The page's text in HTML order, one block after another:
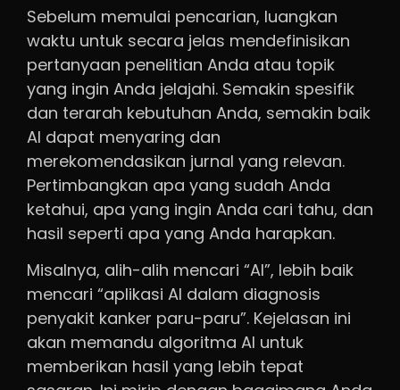
Sebelum memulai pencarian, luangkan
waktu untuk secara jelas mendefinisikan
pertanyaan penelitian Anda atau topik
yang ingin Anda jelajahi. Semakin spesifik
dan terarah kebutuhan Anda, semakin baik
AI dapat menyaring dan
merekomendasikan jurnal yang relevan.
Pertimbangkan apa yang sudah Anda
ketahui, apa yang ingin Anda cari tahu, dan
hasil seperti apa yang Anda harapkan.
Misalnya, alih-alih mencari “AI”, lebih baik
mencari “aplikasi AI dalam diagnosis
penyakit kanker paru-paru”. Kejelasan ini
akan memandu algoritma AI untuk
memberikan hasil yang lebih tepat